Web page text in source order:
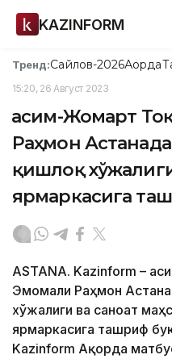
KAZINFORM
Тренд:Сайлов-2026Ақорда
15:20, 26 Август 2023
Қасим-Жомарт
Раҳмон
қишлоқ
ярмаркасига
ASTANA. Kazinform –
Эмомали Раҳмон
хўжалиги ва саноат
ярмаркасига ташриф
Kazinform Ақорда